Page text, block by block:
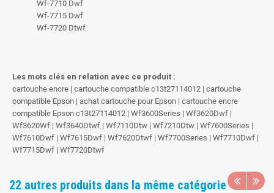
Wf-7710 Dwf
Wf-7715 Dwf
Wf-7720 Dtwf
Les mots clés en relation avec ce produit :
cartouche encre | cartouche compatible c13t27114012 | cartouche
compatible Epson | achat cartouche pour Epson | cartouche encre
compatible Epson c13t27114012 | Wf3600Series | Wf3620Dwf |
Wf3620Wf | Wf3640Dtwf | Wf7110Dtw | Wf7210Dtw | Wf7600Series |
Wf7610Dwf | Wf7615Dwf | Wf7620Dtwf | Wf7700Series | Wf7710Dwf |
Wf7715Dwf | Wf7720Dtwf
22 autres produits dans la même catégorie